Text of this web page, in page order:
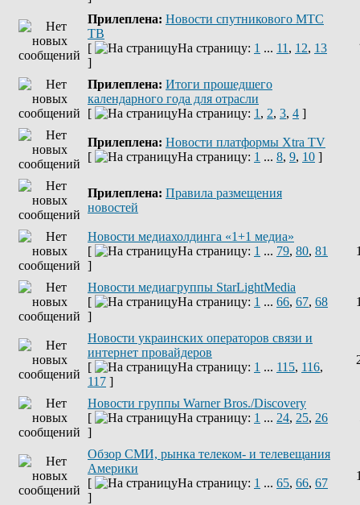
Прилеплена: Новости спутникового МТС
ТВ
[
На страницу: 1 ... 11 , 12, 13
]
Прилеплена: Итоги прошедшего
календарного года для отрасли
[
На страницу: 1 , 2, 3, 4 ]
Прилеплена: Новости платформы Xtra TV
[
На страницу: 1 ... 8, 9, 10 ]
Прилеплена: Правила размещения
новостей
Новости медиахолдинга «1+1 медиа»
[
На страницу: 1 ... 79, 80, 81
]
Новости медиагруппы StarLightMedia
[
На страницу: 1 ... 66, 67, 68
]
Новости украинских операторов связи и
интернет провайдеров
[
На страницу: 1 ... 115, 116,
117 ]
Новости группы Warner Bros./Discovery
[
На страницу: 1 ... 24, 25, 26
]
Обзор СМИ, рынка телеком- и телевещания
Америки
[
На страницу: 1 ... 65, 66, 67
]